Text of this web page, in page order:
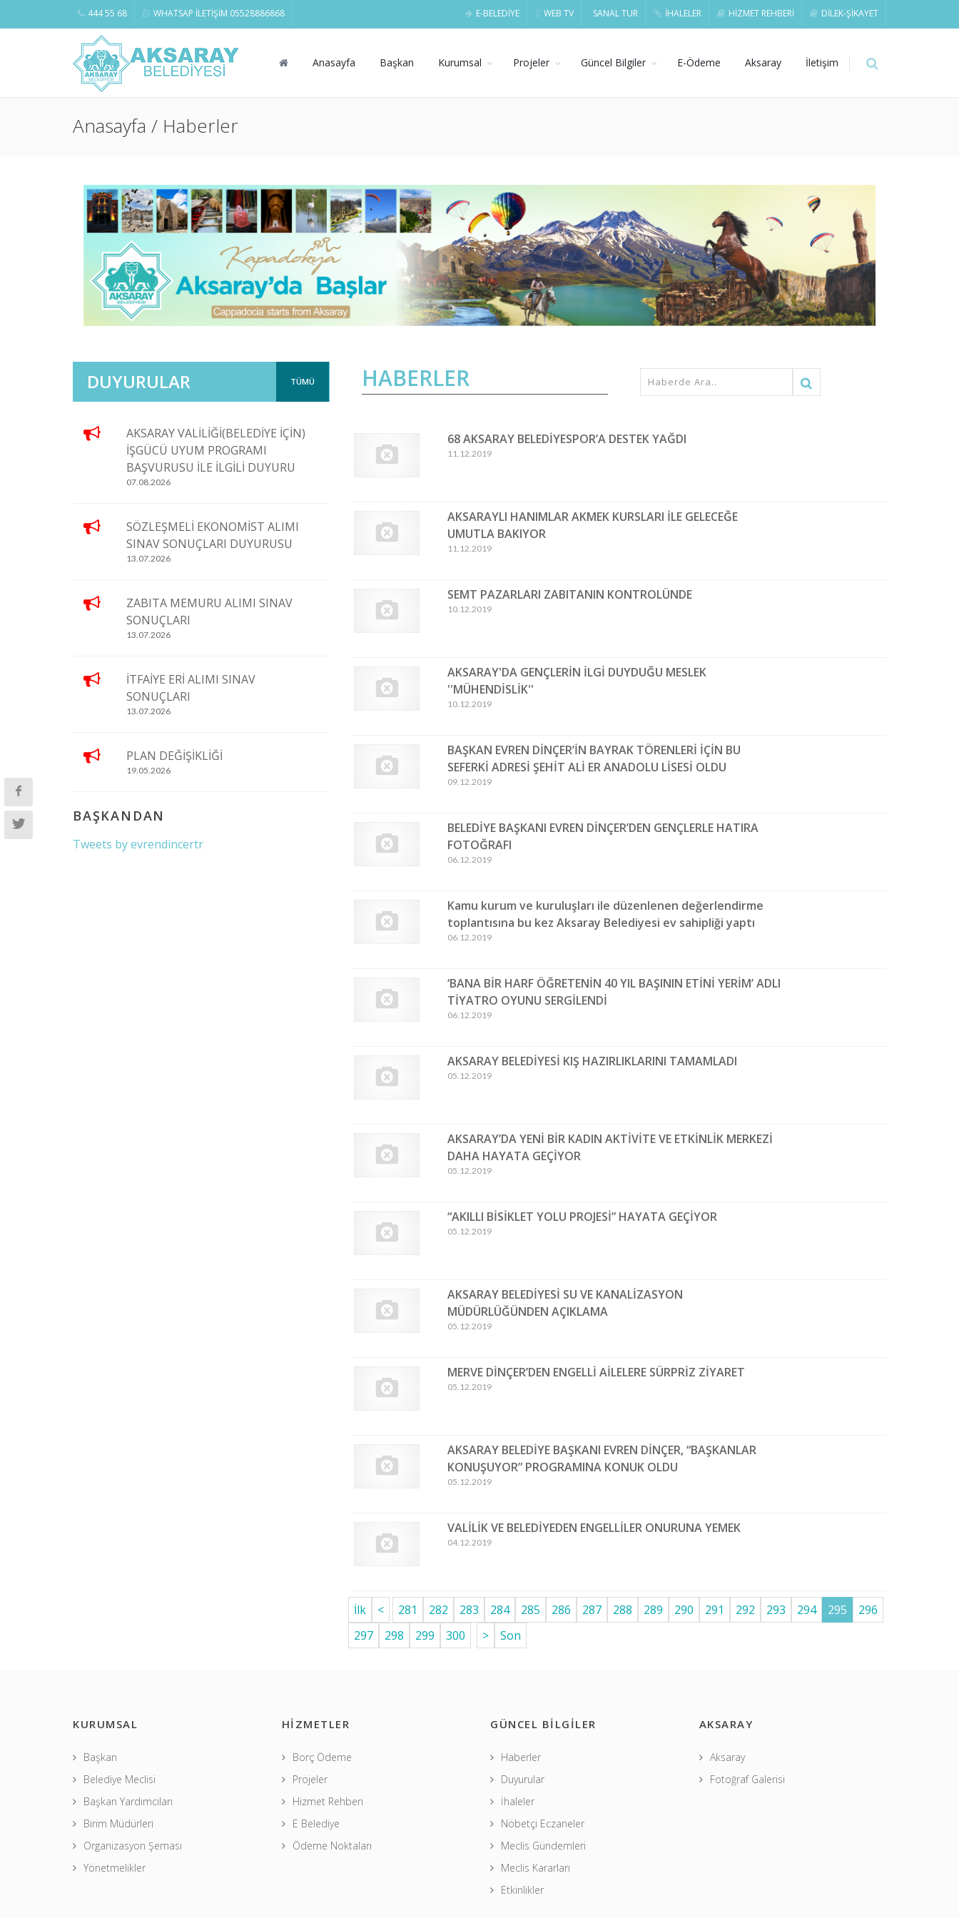
E-BELEDİYE WEB TV SANAL TUR İHALELER HİZMET REHBERİ DİLEK-ŞİKAYET
444 55 68 WHATSAP İLETİŞİM 05528886868
Anasayfa Başkan Kurumsal Projeler Güncel Bilgiler E-Ödeme Aksaray İletişim
Anasayfa / Haberler
TÜMÜ
DUYURULAR
AKSARAY VALİLİĞİ(BELEDİYE İÇİN)
İŞGÜCÜ UYUM PROGRAMI
BAŞVURUSU İLE İLGİLİ DUYURU
07.08.2026
SÖZLEŞMELİ EKONOMİST ALIMI
SINAV SONUÇLARI DUYURUSU
13.07.2026
ZABITA MEMURU ALIMI SINAV
SONUÇLARI
13.07.2026
İTFAİYE ERİ ALIMI SINAV
SONUÇLARI
13.07.2026
PLAN DEĞİŞİKLİĞİ
19.05.2026
BAŞKANDAN
Tweets by evrendincertr
HABERLER
68 AKSARAY BELEDİYESPOR’A DESTEK YAĞDI
11.12.2019
AKSARAYLI HANIMLAR AKMEK KURSLARI İLE GELECEĞE
UMUTLA BAKIYOR
11.12.2019
SEMT PAZARLARI ZABITANIN KONTROLÜNDE
10.12.2019
AKSARAY'DA GENÇLERİN İLGİ DUYDUĞU MESLEK
''MÜHENDİSLİK''
10.12.2019
BAŞKAN EVREN DİNÇER’İN BAYRAK TÖRENLERİ İÇİN BU
SEFERKİ ADRESİ ŞEHİT ALİ ER ANADOLU LİSESİ OLDU
09.12.2019
BELEDİYE BAŞKANI EVREN DİNÇER’DEN GENÇLERLE HATIRA
FOTOĞRAFI
06.12.2019
Kamu kurum ve kuruluşları ile düzenlenen değerlendirme
toplantısına bu kez Aksaray Belediyesi ev sahipliği yaptı
06.12.2019
‘BANA BİR HARF ÖĞRETENİN 40 YIL BAŞININ ETİNİ YERİM’ ADLI
TİYATRO OYUNU SERGİLENDİ
06.12.2019
AKSARAY BELEDİYESİ KIŞ HAZIRLIKLARINI TAMAMLADI
05.12.2019
AKSARAY’DA YENİ BİR KADIN AKTİVİTE VE ETKİNLİK MERKEZİ
DAHA HAYATA GEÇİYOR
05.12.2019
“AKILLI BİSİKLET YOLU PROJESİ” HAYATA GEÇİYOR
05.12.2019
AKSARAY BELEDİYESİ SU VE KANALİZASYON
MÜDÜRLÜĞÜNDEN AÇIKLAMA
05.12.2019
MERVE DİNÇER’DEN ENGELLİ AİLELERE SÜRPRİZ ZİYARET
05.12.2019
AKSARAY BELEDİYE BAŞKANI EVREN DİNÇER, “BAŞKANLAR
KONUŞUYOR” PROGRAMINA KONUK OLDU
05.12.2019
VALİLİK VE BELEDİYEDEN ENGELLİLER ONURUNA YEMEK
04.12.2019
İlk < 281 282 283 284 285 286 287 288 289 290 291 292 293 294 295
296
297
298 299 300 > Son
KURUMSAL
Başkan
Belediye Meclisi
Başkan Yardımcıları
Birim Müdürleri
Organizasyon Şeması
Yönetmelikler
HİZMETLER
Borç Ödeme
Projeler
Hizmet Rehberi
E Belediye
Ödeme Noktaları
GÜNCEL BİLGİLER
Haberler
Duyurular
İhaleler
Nöbetçi Eczaneler
Meclis Gündemleri
Meclis Kararları
Etkinlikler
AKSARAY
Aksaray
Fotoğraf Galerisi